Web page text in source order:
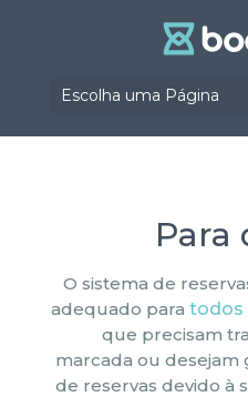
Escolha uma Página
Para
O sistema de
adequado paratodos
que precisam
marcada ou desejam
de reservas devido à